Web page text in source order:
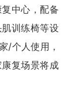
中心，配备
训练椅等设
/个人使用，
复场景将成